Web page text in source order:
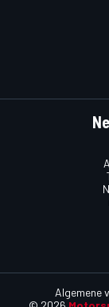
Algemene